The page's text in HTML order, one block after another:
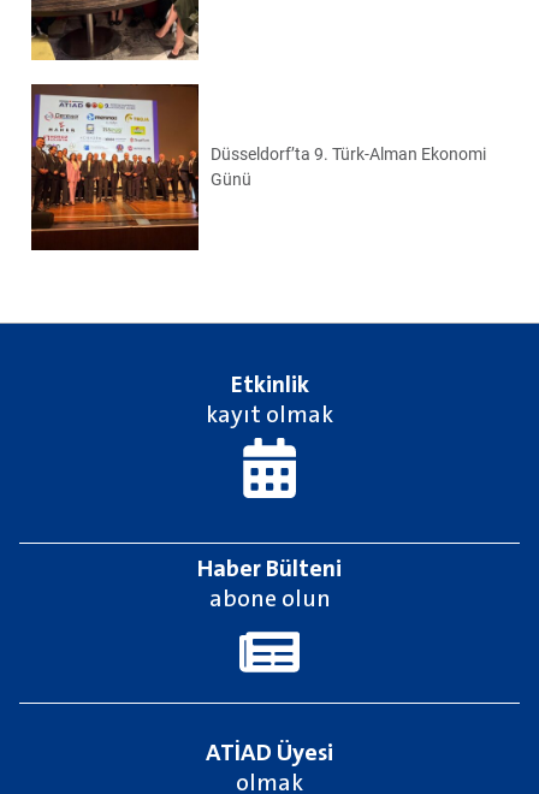
Düsseldorf’ta 9. Türk-Alman Ekonomi
Günü
Etkinlik
kayıt olmak
Haber Bülteni
abone olun
ATİAD Üyesi
olmak